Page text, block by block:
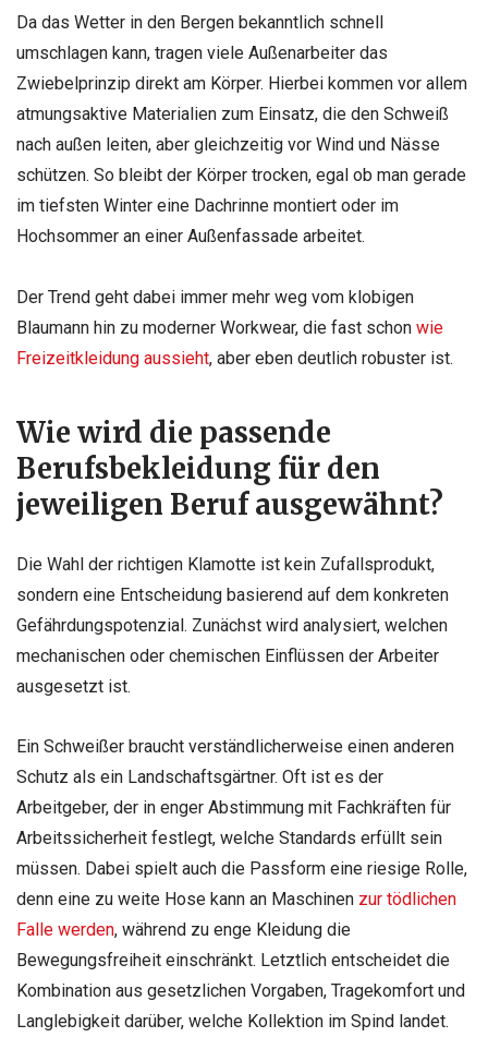
Da das Wetter in den Bergen bekanntlich schnell
umschlagen kann, tragen viele Außenarbeiter das
Zwiebelprinzip direkt am Körper. Hierbei kommen vor allem
atmungsaktive Materialien zum Einsatz, die den Schweiß
nach außen leiten, aber gleichzeitig vor Wind und Nässe
schützen. So bleibt der Körper trocken, egal ob man gerade
im tiefsten Winter eine Dachrinne montiert oder im
Hochsommer an einer Außenfassade arbeitet.
Der Trend geht dabei immer mehr weg vom klobigen
Blaumann hin zu moderner Workwear, die fast schon wie
Freizeitkleidung aussieht, aber eben deutlich robuster ist.
Wie wird die passende
Berufsbekleidung für den
jeweiligen Beruf ausgewähnt?
Die Wahl der richtigen Klamotte ist kein Zufallsprodukt,
sondern eine Entscheidung basierend auf dem konkreten
Gefährdungspotenzial. Zunächst wird analysiert, welchen
mechanischen oder chemischen Einflüssen der Arbeiter
ausgesetzt ist.
Ein Schweißer braucht verständlicherweise einen anderen
Schutz als ein Landschaftsgärtner. Oft ist es der
Arbeitgeber, der in enger Abstimmung mit Fachkräften für
Arbeitssicherheit festlegt, welche Standards erfüllt sein
müssen. Dabei spielt auch die Passform eine riesige Rolle,
denn eine zu weite Hose kann an Maschinen zur tödlichen
Falle werden, während zu enge Kleidung die
Bewegungsfreiheit einschränkt. Letztlich entscheidet die
Kombination aus gesetzlichen Vorgaben, Tragekomfort und
Langlebigkeit darüber, welche Kollektion im Spind landet.